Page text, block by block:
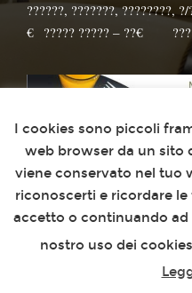
??????, ???????, ????????,
€⁣⁣⠀????? ????? –
I cookies sono piccoli
web browser da un sito
viene conservato nel tuo
riconoscerti e ricordare
accetto o continuando
nostro uso dei